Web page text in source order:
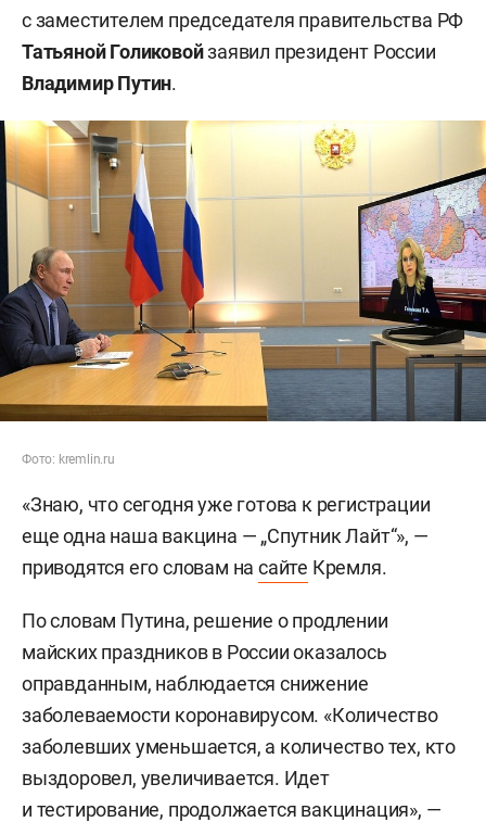
с заместителем председателя правительства РФ
Татьяной Голиковойзаявил президент России
Владимир Путин.
Фото: kremlin.ru
«Знаю, что сегодня уже готова к регистрации
еще одна наша вакцина — „Спутник Лайт“», —
приводятся его словам насайте Кремля.
По словам Путина, решение о продлении
майских праздников в России оказалось
оправданным, наблюдается снижение
заболеваемости коронавирусом. «Количество
заболевших уменьшается, а количество тех, кто
выздоровел, увеличивается. Идет
и тестирование, продолжается вакцинация», —